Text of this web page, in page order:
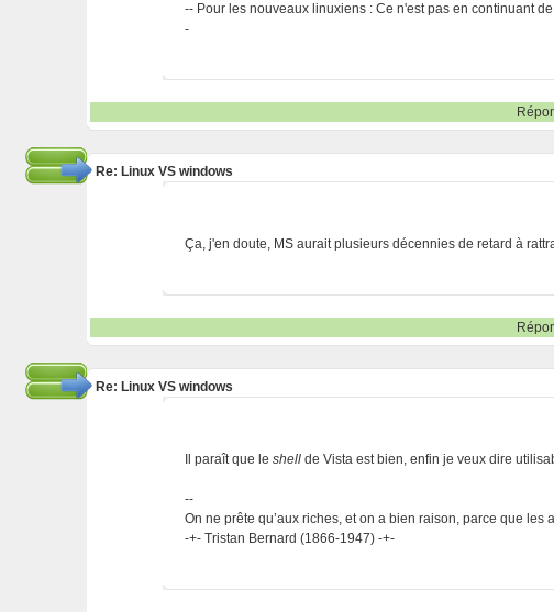
-- Pour les nouveaux linuxiens : Ce n'est pas en continuant
-
Re: Linux VS windows
Ça, j'en doute, MS aurait plusieurs décennies de retard à
Re: Linux VS windows
Il paraît que leshell de Vista est bien, enfin je veux dire
--
On ne prête qu’aux riches, et on a bien raison, parce que les
-+- Tristan Bernard (1866-1947) -+-